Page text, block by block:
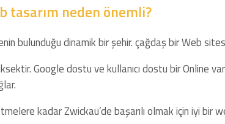
tasarım neden önemli?
bulunduğu dinamik bir şehir. çağdaş bir Web
Google dostu ve kullanıcı dostu bir Online
kadar Zwickau’de başarılı olmak için iyi bir